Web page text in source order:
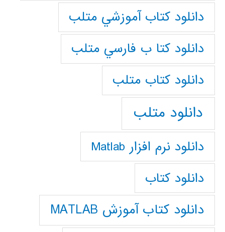
دانلود كتاب آموزشي متلب
دانلود كتا ب فارسي متلب
دانلود كتاب متلب
دانلود متلب
دانلود نرم افزار Matlab
دانلود کتاب
دانلود کتاب آموزش MATLAB